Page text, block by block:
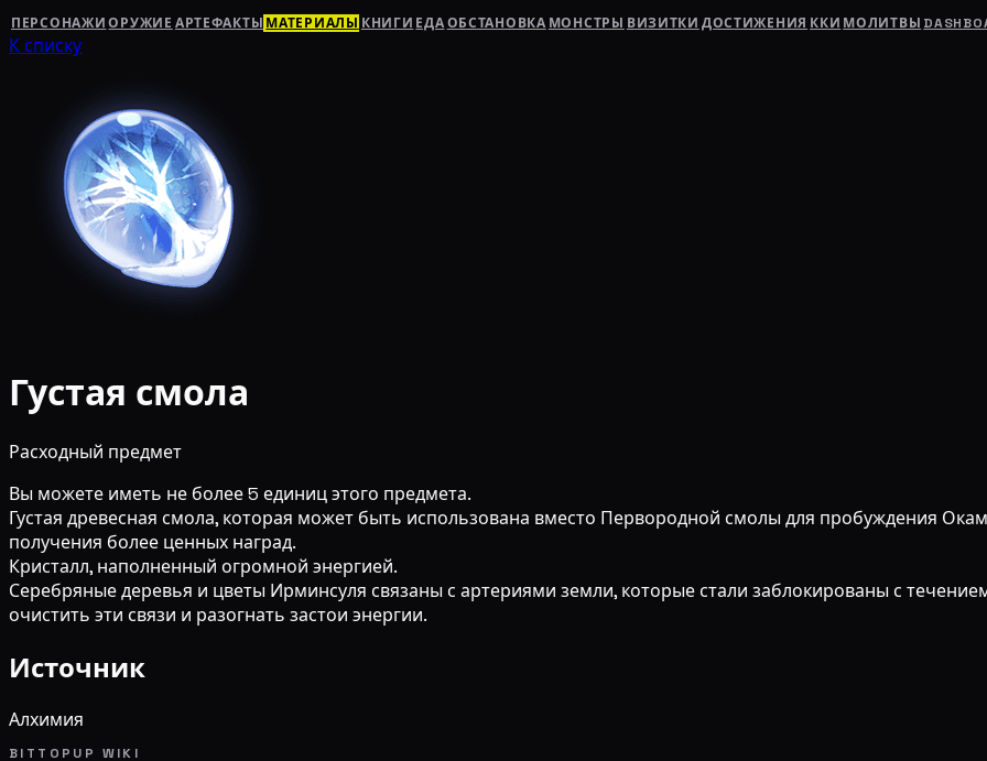
ПЕРСОНАЖИ ОРУЖИЕ АРТЕФАКТЫ МАТЕРИАЛЫ КНИГИ ЕДАОБСТАНОВКА МОНСТРЫ ВИЗИТКИ ДОСТИЖЕНИЯ ККИ МОЛИТВЫ
К списку
Густая смола
Расходный предмет
Вы можете иметь не более 5 единиц этого предмета.
Густая древесная смола, которая может быть использована вместо Первородной смолы для пробуждения
получения более ценных наград.
Кристалл, наполненный огромной энергией.
Серебряные деревья и цветы Ирминсуля связаны с артериями земли, которые стали заблокированы с
очистить эти связи и разогнать застои энергии.
Источник
Алхимия
BITTOPUP WIKI